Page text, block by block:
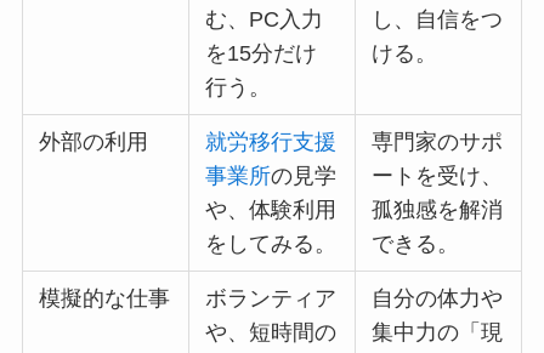
む、PC入力
を15分だけ
行う。
し、自信をつ
ける。
外部の利用
就労移行支援
事業所の見学
や、体験利用
をしてみる。
専門家のサポ
ートを受け、
孤独感を解消
できる。
模擬的な仕事
ボランティア
や、短時間の
自分の体力や
集中力の「現